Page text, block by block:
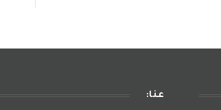
عنا: